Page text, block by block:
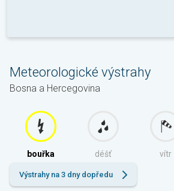
Meteorologické výstrahy
Bosna a Hercegovina
bouřka déšť vítr
Výstrahy na 3 dny dopředu